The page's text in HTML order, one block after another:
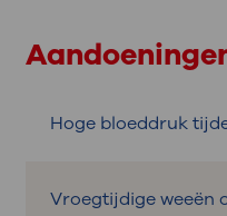
Hoge bloeddruk
Vroegtijdige weeën